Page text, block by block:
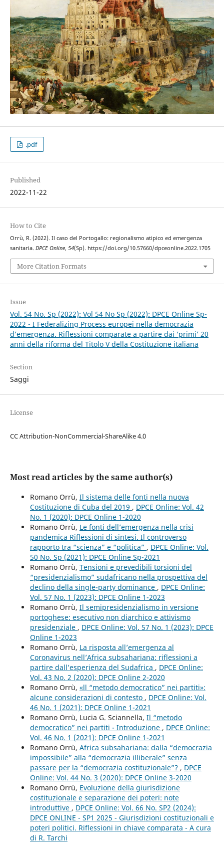
.pdf
Published
2022-11-22
How to Cite
Orrù, R. (2022). Il caso del Portogallo: regionalismo atipico ed emergenza
sanitaria. DPCE Online, 54(Sp). https://doi.org/10.57660/dpceonline.2022.1705
More Citation Formats
Issue
Vol. 54 No. Sp (2022): Vol 54 No Sp (2022): DPCE Online Sp-
2022 - I Federalizing Process europei nella democrazia
d’emergenza. Riflessioni comparate a partire dai ‘primi’ 20
anni della riforma del Titolo V della Costituzione italiana
Section
Saggi
License
CC Attribution-NonCommercial-ShareAlike 4.0
Most read articles by the same author(s)
Romano Orrù, Il sistema delle fonti nella nuova
Costituzione di Cuba del 2019 , DPCE Online: Vol. 42
No. 1 (2020): DPCE Online 1-2020
Romano Orrù, Le fonti dell’emergenza nella crisi
pandemica Riflessioni di sintesi. Il controverso
rapporto tra “scienza” e “politica” , DPCE Online: Vol.
50 No. Sp (2021): DPCE Online Sp-2021
Romano Orrù, Tensioni e prevedibili torsioni del
“presidenzialismo” sudafricano nella prospettiva del
declino della single-party dominance , DPCE Online:
Vol. 57 No. 1 (2023): DPCE Online 1-2023
Romano Orrù, Il semipresidenzialismo in versione
portoghese: esecutivo non diarchico e attivismo
presidenziale , DPCE Online: Vol. 57 No. 1 (2023): DPCE
Online 1-2023
Romano Orrù, La risposta all’emergenza al
Coronavirus nell’Africa subsahariana: riflessioni a
partire dall’esperienza del Sudafrica , DPCE Online:
Vol. 43 No. 2 (2020): DPCE Online 2-2020
Romano Orrù, «ll “metodo democratico” nei partiti»:
alcune considerazioni di contesto , DPCE Online: Vol.
46 No. 1 (2021): DPCE Online 1-2021
Romano Orrù, Lucia G. Sciannella, Il “metodo
democratico” nei partiti - Introduzione , DPCE Online:
Vol. 46 No. 1 (2021): DPCE Online 1-2021
Romano Orrù, Africa subsahariana: dalla “democrazia
impossibile” alla “democrazia illiberale” senza
passare per la “democrazia costituzionale”? , DPCE
Online: Vol. 44 No. 3 (2020): DPCE Online 3-2020
Romano Orrù, Evoluzione della giurisdizione
costituzionale e separazione dei poteri: note
introduttive , DPCE Online: Vol. 66 No. SP2 (2024):
DPCE ONLINE - SP1 2025 - Giurisdizioni costituzionali e
poteri politici. Riflessioni in chiave comparata - A cura
di R. Tarchi